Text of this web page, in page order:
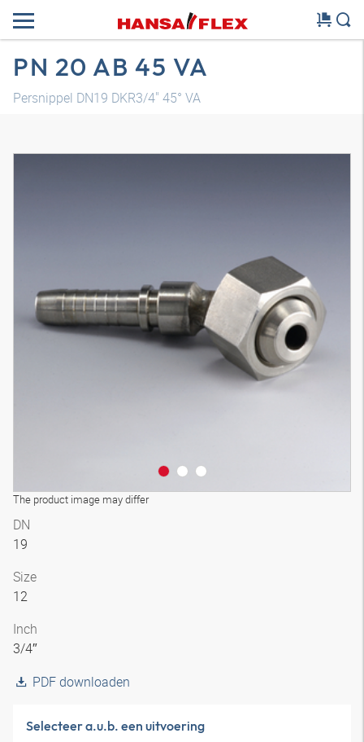
PN 20 AB 45 VA
Persnippel DN19 DKR3/4" 45° VA
The product image may differ
3D-model
DN
19
Size
12
Inch
3/4″
PDF downloaden
Selecteer a.u.b. een uitvoering